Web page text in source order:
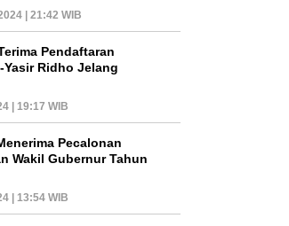
| 21:42 WIB
Pendaftaran
Ridho Jelang
| 19:17 WIB
Pecalonan
Wakil Gubernur Tahun
| 13:54 WIB